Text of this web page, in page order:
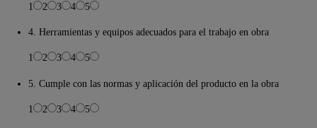
1 2 3 4 5
4. Herramientas y equipos adecuados para el trabajo en obra
1 2 3 4 5
5. Cumple con las normas y aplicación del producto en la obra
1 2 3 4 5